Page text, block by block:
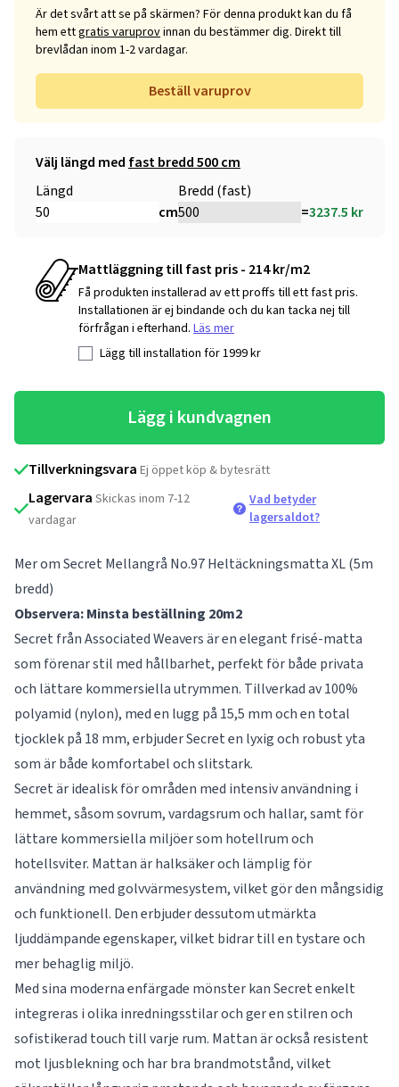
Är det svårt att se på skärmen? För denna produkt kan du få
hem ettgratis varuprovinnan du bestämmer dig. Direkt till
brevlådan inom 1-2 vardagar.
Beställ varuprov
Välj längd med fast bredd 500 cm
Längd
cm
Bredd (fast)
=3237.5 kr
Mattläggning till fast pris - 214 kr/m2
Få produkten installerad av ett proffs till ett fast pris.
Installationen är ej bindande och du kan tacka nej till
förfrågan i efterhand. Läs mer
Lägg till installation för1999kr
Lägg i kundvagnen
Tillverkningsvara Ej öppet köp & bytesrätt
Lagervara Skickas inom 7-12
vardagar
Vad betyder
lagersaldot?
Mer om Secret Mellangrå No.97 Heltäckningsmatta XL (5m
bredd)
Observera: Minsta beställning 20m2
Secret från Associated Weavers är en elegant frisé-matta
som förenar stil med hållbarhet, perfekt för både privata
och lättare kommersiella utrymmen. Tillverkad av 100%
polyamid (nylon), med en lugg på 15,5 mm och en total
tjocklek på 18 mm, erbjuder Secret en lyxig och robust yta
som är både komfortabel och slitstark.
Secret är idealisk för områden med intensiv användning i
hemmet, såsom sovrum, vardagsrum och hallar, samt för
lättare kommersiella miljöer som hotellrum och
hotellsviter. Mattan är halksäker och lämplig för
användning med golvvärmesystem, vilket gör den mångsidig
och funktionell. Den erbjuder dessutom utmärkta
ljuddämpande egenskaper, vilket bidrar till en tystare och
mer behaglig miljö.
Med sina moderna enfärgade mönster kan Secret enkelt
integreras i olika inredningsstilar och ger en stilren och
sofistikerad touch till varje rum. Mattan är också resistent
mot ljusblekning och har bra brandmotstånd, vilket